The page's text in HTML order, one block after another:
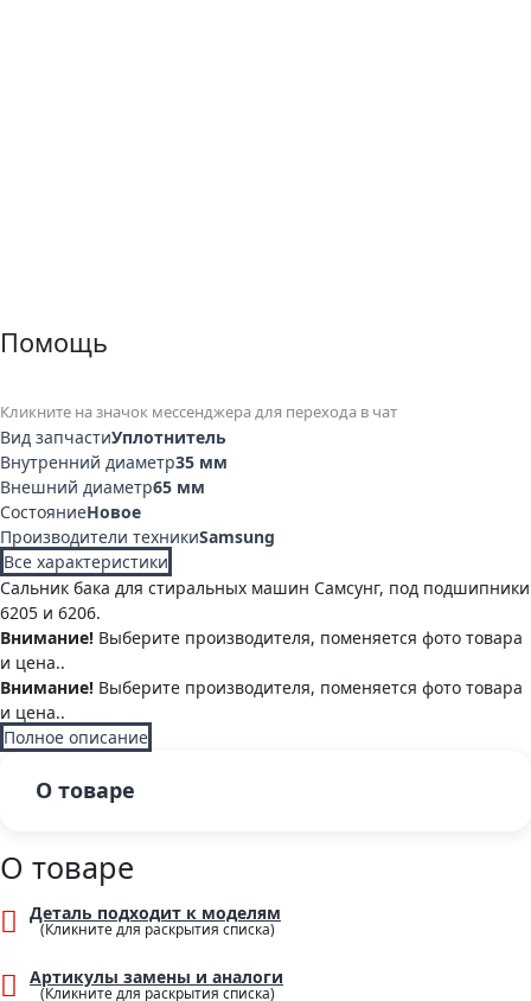
Помощь
Кликните на значок мессенджера для перехода в чат
Вид запчастиУплотнитель
Внутренний диаметр35 мм
Внешний диаметр65 мм
СостояниеНовое
Производители техникиSamsung
Все характеристики
Cальник бака для стиральных машин Самсунг, под подшипники
6205 и 6206.
Внимание! Выберите производителя, поменяется фото товара
и цена..
Внимание! Выберите производителя, поменяется фото товара
и цена..
Полное описание
О товаре
О товаре
Деталь подходит к моделям
Артикулы замены и аналоги